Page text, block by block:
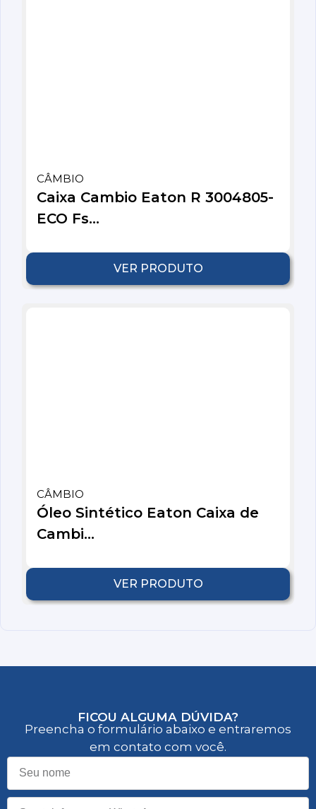
CÂMBIO
Caixa Cambio Eaton R 3004805-
ECO Fs...
VER PRODUTO
CÂMBIO
Óleo Sintético Eaton Caixa de
Cambi...
VER PRODUTO
FICOU ALGUMA DÚVIDA?
Preencha o formulário abaixo e entraremos
em contato com você.